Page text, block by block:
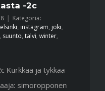
-2c
Kategoria:
, instagram, joki,
, suunto, talvi, winter,
Kurkkaa ja tykkää
simoropponen